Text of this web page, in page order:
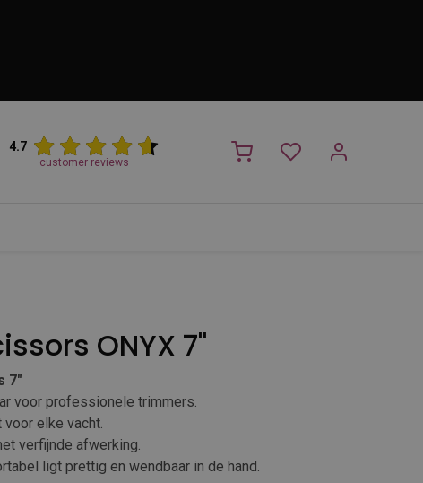
4.7
customer reviews
ONYX 7"
7"
voor professionele trimmers.
elke vacht.
verfijnde afwerking.
ligt prettig en wendbaar in de hand.